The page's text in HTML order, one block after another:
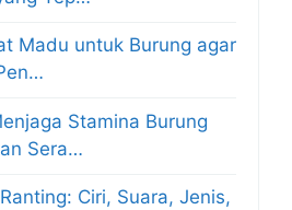
Madu untuk Burung agar
Stamina Burung
Sera…
Ciri, Suara, Jenis,